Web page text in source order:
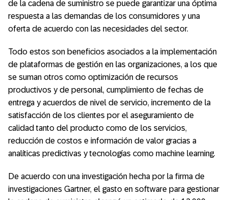
de la cadena de suministro se puede garantizar una óptima
respuesta a las demandas de los consumidores y una
oferta de acuerdo con las necesidades del sector.
Todo estos son beneficios asociados a la implementación
de plataformas de gestión en las organizaciones, a los que
se suman otros como optimización de recursos
productivos y de personal, cumplimiento de fechas de
entrega y acuerdos de nivel de servicio, incremento de la
satisfacción de los clientes por el aseguramiento de
calidad tanto del producto como de los servicios,
reducción de costos e información de valor gracias a
analíticas predictivas y tecnologías como machine learning.
De acuerdo con una investigación hecha por la firma de
investigaciones Gartner, el gasto en software para gestionar